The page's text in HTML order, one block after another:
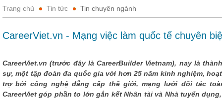
Trang chủ Tin tức Tin chuyên ngành
CareerViet.vn - Mạng việc làm quốc tế chuyên
CareerViet.vn (trước đây là CareerBuilder Vietnam), nay là
sự, một tập đoàn đa quốc gia với hơn 25 năm kinh nghiệm,
trợ bởi công nghệ đẳng cấp thế giới, mạng lưới đối tác
CareerViet góp phần to lớn gắn kết Nhân tài và Nhà tuyển